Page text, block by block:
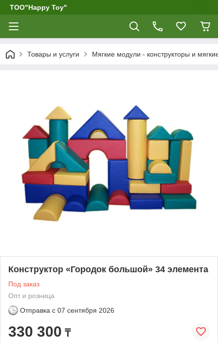
ТОО"Happy Toy"
Товары и услуги Мягкие модули - конструкторы и
Конструктор «Городок большой» 34 элемента
Под заказ
Опт и розница
Отправка с 07 сентября 2026
330 300 ₸